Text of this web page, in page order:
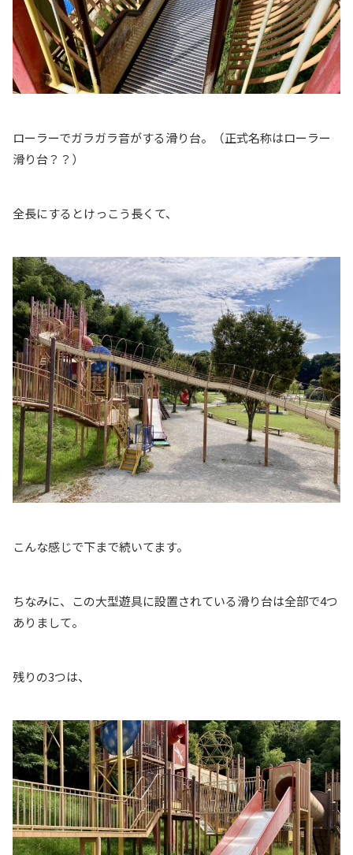
ローラーでガラガラ音がする滑り台。（正式名称はローラー
滑り台？？）
全長にするとけっこう長くて、
こんな感じで下まで続いてます。
ちなみに、この大型遊具に設置されている滑り台は全部で4つ
ありまして。
残りの3つは、